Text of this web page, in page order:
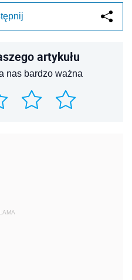
artykułu
nas bardzo ważna